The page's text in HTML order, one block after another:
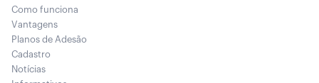
Como funciona
Vantagens
Planos de Adesão
Cadastro
Notícias